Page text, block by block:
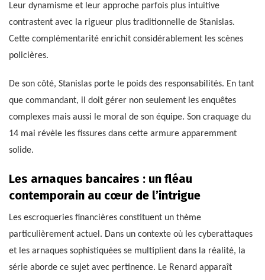
Leur dynamisme et leur approche parfois plus intuitive
contrastent avec la rigueur plus traditionnelle de Stanislas.
Cette complémentarité enrichit considérablement les scènes
policières.
De son côté, Stanislas porte le poids des responsabilités. En tant
que commandant, il doit gérer non seulement les enquêtes
complexes mais aussi le moral de son équipe. Son craquage du
14 mai révèle les fissures dans cette armure apparemment
solide.
Les arnaques bancaires : un fléau
contemporain au cœur de l’intrigue
Les escroqueries financières constituent un thème
particulièrement actuel. Dans un contexte où les cyberattaques
et les arnaques sophistiquées se multiplient dans la réalité, la
série aborde ce sujet avec pertinence. Le Renard apparaît